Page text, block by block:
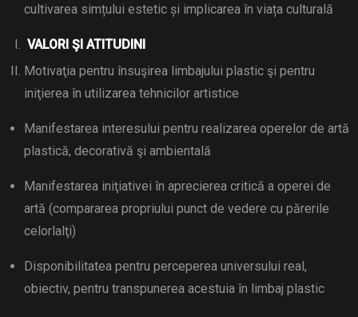
cultivarea simțului estetic și implicarea în viața culturală
VALORI ŞI ATITUDINI
Motivaţia pentru însuşirea limbajului plastic şi pentru
iniţierea în utilizarea tehnicilor artistice
Manifestarea interesului pentru realizarea operelor de artă
plastică, decorativă şi ambientală
Manifestarea iniţiativei în aprecierea critică a operei de
artă (compararea propriului punct de vedere cu părerile
celorlalţi)
Disponibilitatea pentru perceperea universului real,
obiectiv, pentru transpunerea acestuia în limbaj plastic